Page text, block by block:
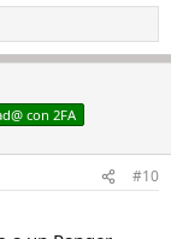
con 2FA
#10